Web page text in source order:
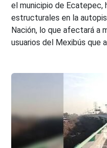
el municipio de Ecatepec,
estructurales en la
Nación, lo que afectará a
usuarios del Mexibús que